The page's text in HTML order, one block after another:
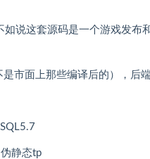
如说这套源码是一个游戏发布
是市面上那些编译后的），后
静态tp